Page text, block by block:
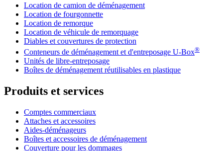
Location de camion de déménagement
Location de fourgonnette
Location de remorque
Location de véhicule de remorquage
Diables et couvertures de protection
Conteneurs de déménagement et d'entreposage U-Box®
Unités de libre-entreposage
Boîtes de déménagement réutilisables en plastique
Produits et services
Comptes commerciaux
Attaches et accessoires
Aides-déménageurs
Boîtes et accessoires de déménagement
Couverture pour les dommages